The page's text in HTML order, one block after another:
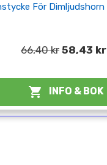
För Dimljudshorn
66,40 kr 58,43 kr
 INFO & BOK